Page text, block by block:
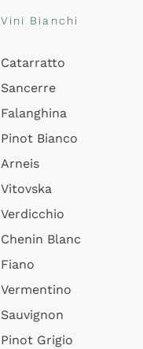
Vini Bianchi
Catarratto
Sancerre
Falanghina
Pinot Bianco
Arneis
Vitovska
Verdicchio
Chenin Blanc
Fiano
Vermentino
Sauvignon
Pinot Grigio